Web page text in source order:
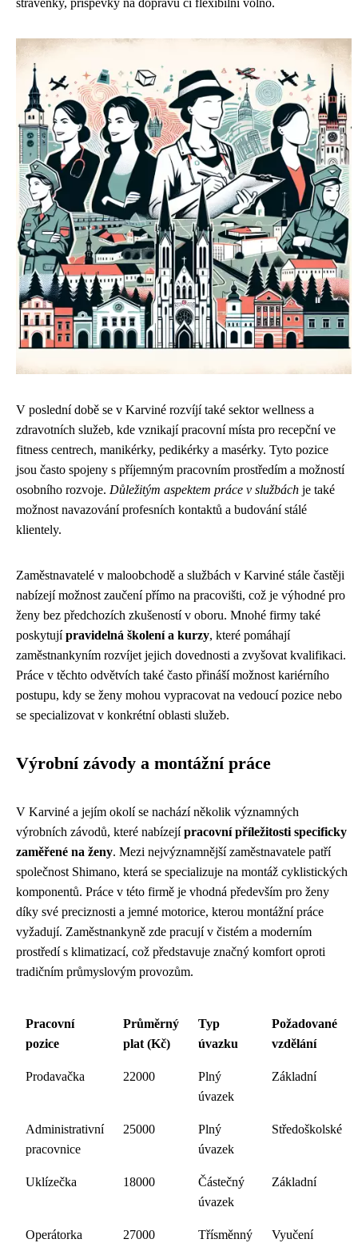
stravenky, příspěvky na dopravu či flexibilní volno.
V poslední době se v Karviné rozvíjí také sektor wellness a
zdravotních služeb, kde vznikají pracovní místa pro recepční ve
fitness centrech, manikérky, pedikérky a masérky. Tyto pozice
jsou často spojeny s příjemným pracovním prostředím a možností
osobního rozvoje. Důležitým aspektem práce v službách je také
možnost navazování profesních kontaktů a budování stálé
klientely.
Zaměstnavatelé v maloobchodě a službách v Karviné stále častěji
nabízejí možnost zaučení přímo na pracovišti, což je výhodné pro
ženy bez předchozích zkušeností v oboru. Mnohé firmy také
poskytujípravidelná školení a kurzy, které pomáhají
zaměstnankyním rozvíjet jejich dovednosti a zvyšovat kvalifikaci.
Práce v těchto odvětvích také často přináší možnost kariérního
postupu, kdy se ženy mohou vypracovat na vedoucí pozice nebo
se specializovat v konkrétní oblasti služeb.
Výrobní závody a montážní práce
V Karviné a jejím okolí se nachází několik významných
výrobních závodů, které nabízejípracovní příležitosti specificky
zaměřené na ženy. Mezi nejvýznamnější zaměstnavatele patří
společnost Shimano, která se specializuje na montáž cyklistických
komponentů. Práce v této firmě je vhodná především pro ženy
díky své preciznosti a jemné motorice, kterou montážní práce
vyžadují. Zaměstnankyně zde pracují v čistém a moderním
prostředí s klimatizací, což představuje značný komfort oproti
tradičním průmyslovým provozům.
Pracovní
pozice
Průměrný
plat (Kč)
Typ
úvazku
Požadované
vzdělání
Prodavačka 22000
Plný
úvazek
Základní
Administrativní
pracovnice
25000
Plný
úvazek
Středoškolské
Uklízečka 18000
Částečný
úvazek
Základní
Operátorka
27000
Třísměnný
Vyučení